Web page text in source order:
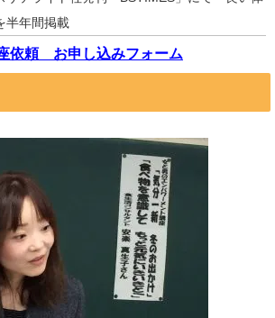
半年間掲載
依頼 お申し込みフォーム